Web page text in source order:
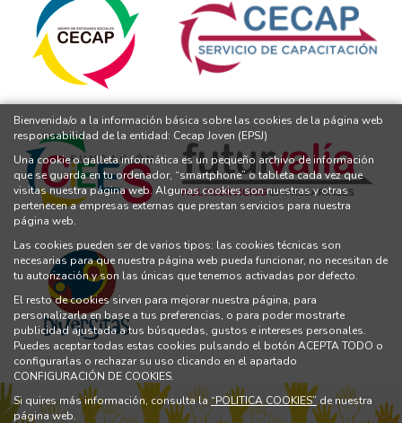
Bienvenida/o a la información básica sobre las cookies de la página web
responsabilidad de la entidad: Cecap Joven (EPSJ)
Una cookie o galleta informática es un pequeño archivo de información
que se guarda en tu ordenador, “smartphone” o tableta cada vez que
visitas nuestra página web. Algunas cookies son nuestras y otras
pertenecen a empresas externas que prestan servicios para nuestra
página web.
Las cookies pueden ser de varios tipos: las cookies técnicas son
necesarias para que nuestra página web pueda funcionar, no necesitan de
tu autorización y son las únicas que tenemos activadas por defecto.
El resto de cookies sirven para mejorar nuestra página, para
personalizarla en base a tus preferencias, o para poder mostrarte
publicidad ajustada a tus búsquedas, gustos e intereses personales.
Puedes aceptar todas estas cookies pulsando el botón ACEPTA TODO o
configurarlas o rechazar su uso clicando en el apartado
CONFIGURACIÓN DE COOKIES.
Si quires más información, consulta la“POLITICA COOKIES” de nuestra
página web.